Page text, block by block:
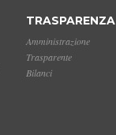
TRASPARENZA
Amministrazione
Trasparente
Bilanci